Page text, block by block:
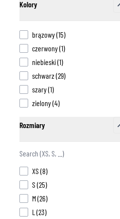
TERMICZNA BIELIZNA
TERMICZNE WARSTWY
SKARPETY
Kolory
brązowy(15products available
)
czerwony(1products available
)
niebieski(1products available
)
schwarz(29products available
)
szary(1products available
)
zielony(4products available
)
Rozmiary
XS (8products available
)
S (25products available
)
M(26products available
)
L (23products available
)